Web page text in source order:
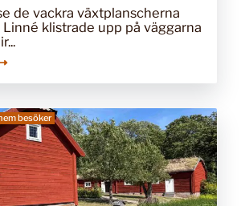
de vackra växtplanscherna
klistrade upp på väggarna
besöker